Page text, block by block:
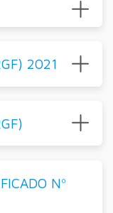
2021
Nº